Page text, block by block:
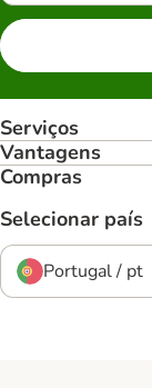
Serviços
Vantagens
Compras
Selecionar país
Portugal / pt